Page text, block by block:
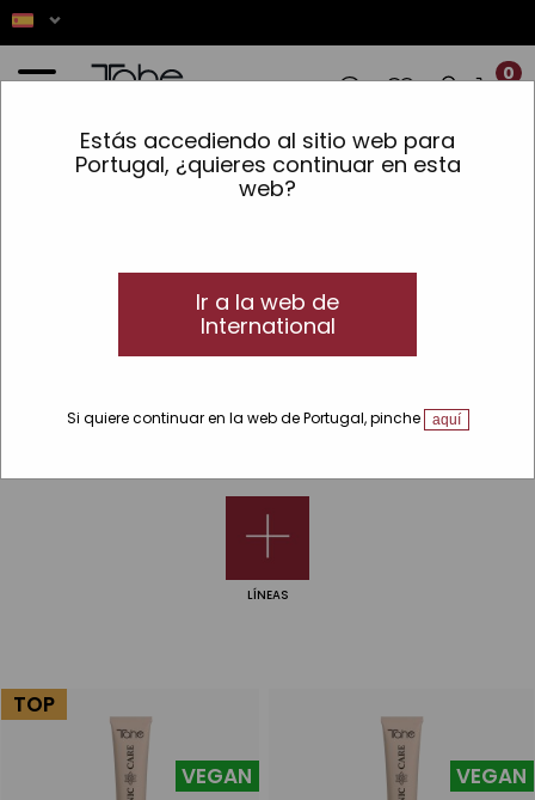
Estás accediendo al sitio web para
Portugal, ¿quieres continuar en esta
web?
Ir a la web de
International
Si quiere continuar en la web de Portugal, pinche aquí
0
✨ LOS PEDIDOS REALIZADOS ENTRE
Bio, el alimento orgánico que tu cabello
Descubre los productos formulados con ingredientes naturales
y activos orgánicos de Tahe Bio.
Descubre nuestras categorías
LÍNEAS
VEGAN
TOP
VEGAN